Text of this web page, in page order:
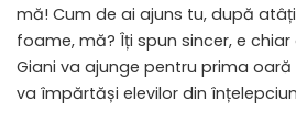
mă! Cum de ai ajuns tu, după
foame, mă? Îți spun sincer, e chiar
Giani va ajunge pentru prima
va împărtăși elevilor din